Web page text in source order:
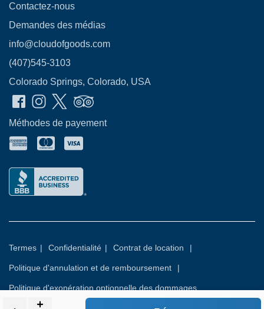
Contactez-nous
Demandes des médias
info@cloudofgoods.com
(407)545-3103
Colorado Springs, Colorado, USA
Méthodes de payement
Termes | Confidentialité | Contrat de location |
Politique d'annulation et de remboursement |
Politique d'exonération optionnelle des dommages